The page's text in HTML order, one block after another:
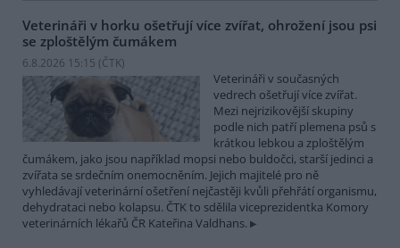
Veterináři v horku ošetřují více zvířat, ohrožení jsou psi
se zploštělým čumákem
6.8.2026 15:15 (ČTK)
Veterináři v současných
vedrech ošetřují více zvířat.
Mezi nejrizikovější skupiny
podle nich patří plemena psů s
krátkou lebkou a zploštělým
čumákem, jako jsou například mopsi nebo buldočci, starší jedinci a
zvířata se srdečním onemocněním. Jejich majitelé pro ně
vyhledávají veterinární ošetření nejčastěji kvůli přehřátí organismu,
dehydrataci nebo kolapsu. ČTK to sdělila viceprezidentka Komory
veterinárních lékařů ČR Kateřina Valdhans.